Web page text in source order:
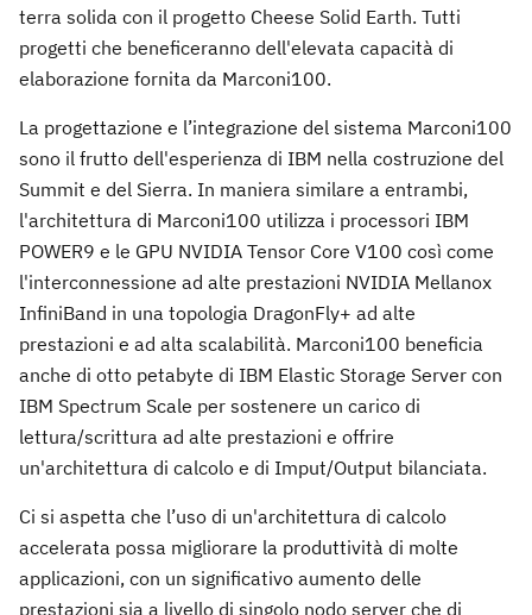
terra solida con il progetto Cheese Solid Earth. Tutti
progetti che beneficeranno dell'elevata capacità di
elaborazione fornita da Marconi100.
La progettazione e l’integrazione del sistema Marconi100
sono il frutto dell'esperienza di IBM nella costruzione del
Summit e del Sierra. In maniera similare a entrambi,
l'architettura di Marconi100 utilizza i processori IBM
POWER9 e le GPU NVIDIA Tensor Core V100 così come
l'interconnessione ad alte prestazioni NVIDIA Mellanox
InfiniBand in una topologia DragonFly+ ad alte
prestazioni e ad alta scalabilità. Marconi100 beneficia
anche di otto petabyte di IBM Elastic Storage Server con
IBM Spectrum Scale per sostenere un carico di
lettura/scrittura ad alte prestazioni e offrire
un'architettura di calcolo e di Imput/Output bilanciata.
Ci si aspetta che l’uso di un'architettura di calcolo
accelerata possa migliorare la produttività di molte
applicazioni, con un significativo aumento delle
prestazioni sia a livello di singolo nodo server che di